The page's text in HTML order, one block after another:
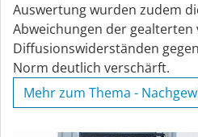
Auswertung wurden zudem
Abweichungen der
Diffusionswiderständen
Norm deutlich verschärft.
Mehr zum Thema -